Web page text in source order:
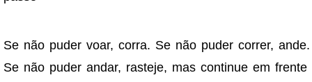
Se não puder voar, corra. Se não puder correr, ande.
Se não puder andar, rasteje, mas continue em frente